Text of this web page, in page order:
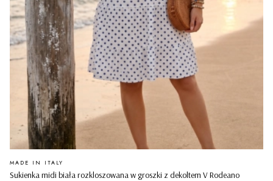
Sukienka midi biała rozkloszowana w groszki z dekoltem V Rodeano
PRODUCENT
MADE IN ITALY